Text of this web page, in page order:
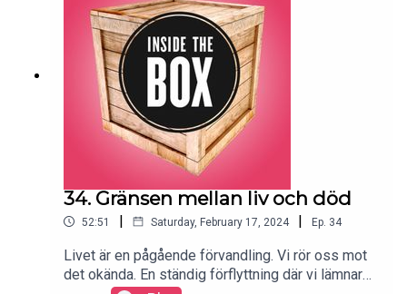
Dahlström, intendent Världskulturmuseerna,
Greger Bergvall, bibliotekarie Kungliga biblioteket
och Anna Carlstedt, utbildningsledare och
författare. Moderator: Anna-Karin Johansson,
generalsekreterare Svenska Unescorådet.
34. Gränsen mellan liv och död
52:51 | Saturday, February 17, 2024 | Ep. 34
Livet är en pågående förvandling. Vi rör oss mot
det okända. En ständig förflyttning där vi lämnar